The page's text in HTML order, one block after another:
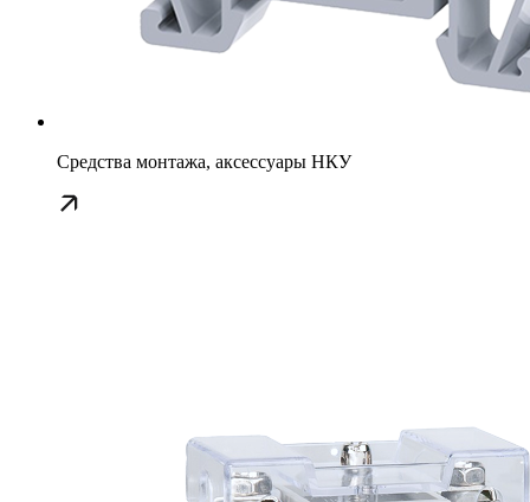
Средства монтажа, аксессуары НКУ